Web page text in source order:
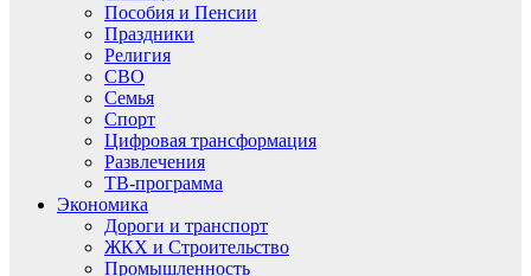
Пособия и Пенсии
Праздники
Религия
СВО
Семья
Спорт
Цифровая трансформация
Развлечения
ТВ-программа
Экономика
Дороги и транспорт
ЖКХ и Строительство
Промышленность